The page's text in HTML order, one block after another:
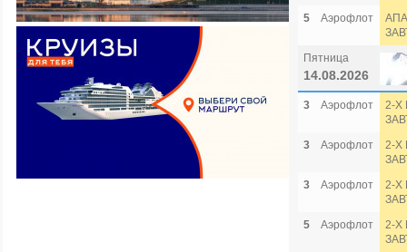
5
Аэрофлот
Пятница
14.08.2026
3 Аэрофлот
2-Х
3
Аэрофлот
2-Х
3
Аэрофлот
2-Х
5
Аэрофлот
2-Х